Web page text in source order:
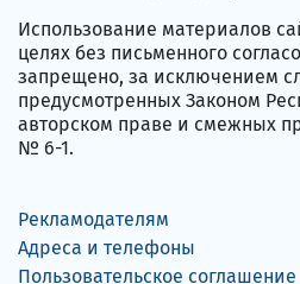
Использование материалов
целях без письменного
запрещено, за исключением
предусмотренных Законом
авторском праве и смежных
№ 6-1.
Рекламодателям
Адреса и телефоны
Пользовательское соглашение